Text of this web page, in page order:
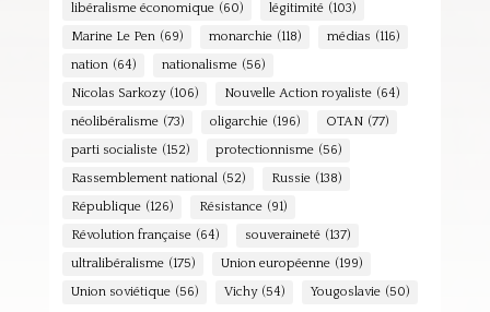
libéralisme économique (60) légitimité (103)
Marine Le Pen (69) monarchie (118) médias (116)
nation (64) nationalisme (56)
Nicolas Sarkozy (106) Nouvelle Action royaliste (64)
néolibéralisme (73) oligarchie (196) OTAN (77)
parti socialiste (152) protectionnisme (56)
Rassemblement national (52) Russie (138)
République (126) Résistance (91)
Révolution française (64) souveraineté (137)
ultralibéralisme (175) Union européenne (199)
Union soviétique (56) Vichy (54) Yougoslavie (50)